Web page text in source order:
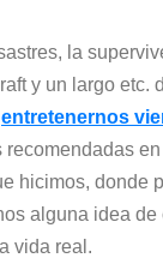
la
y un largo etc.
entretenernos
recomendadas en
hicimos, donde
alguna idea de
vida real.